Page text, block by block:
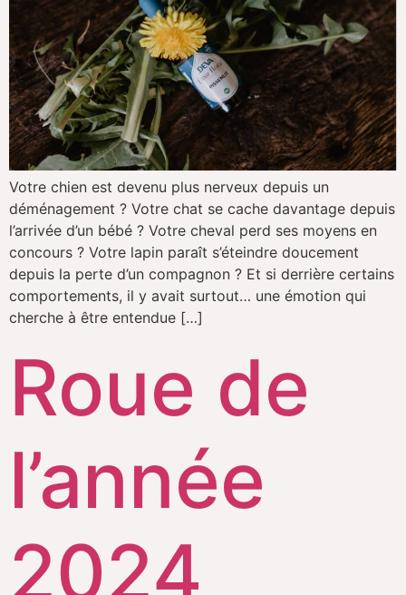
Votre chien est devenu plus nerveux depuis un
déménagement ? Votre chat se cache davantage depuis
l’arrivée d’un bébé ? Votre cheval perd ses moyens en
concours ? Votre lapin paraît s’éteindre doucement
depuis la perte d’un compagnon ? Et si derrière certains
comportements, il y avait surtout… une émotion qui
cherche à être entendue […]
Roue de
l’année
2024